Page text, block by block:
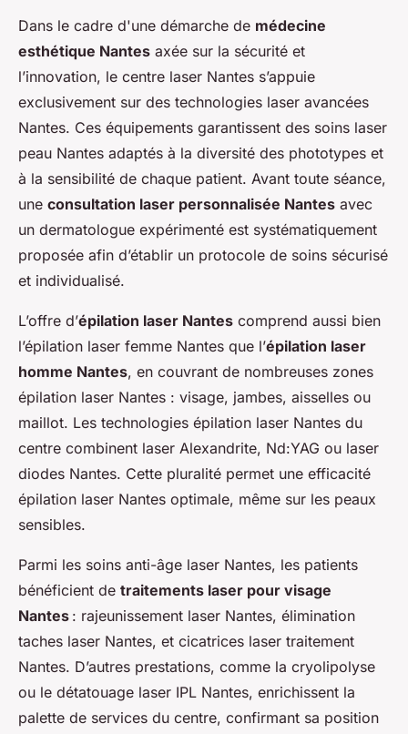
Dans le cadre d'une démarche de médecine
esthétique Nantes axée sur la sécurité et
l’innovation, le centre laser Nantes s’appuie
exclusivement sur des technologies laser avancées
Nantes. Ces équipements garantissent des soins laser
peau Nantes adaptés à la diversité des phototypes et
à la sensibilité de chaque patient. Avant toute séance,
une consultation laser personnalisée Nantes avec
un dermatologue expérimenté est systématiquement
proposée afin d’établir un protocole de soins sécurisé
et individualisé.
L’offre d’épilation laser Nantes comprend aussi bien
l’épilation laser femme Nantes que l’épilation laser
homme Nantes, en couvrant de nombreuses zones
épilation laser Nantes : visage, jambes, aisselles ou
maillot. Les technologies épilation laser Nantes du
centre combinent laser Alexandrite, Nd:YAG ou laser
diodes Nantes. Cette pluralité permet une efficacité
épilation laser Nantes optimale, même sur les peaux
sensibles.
Parmi les soins anti-âge laser Nantes, les patients
bénéficient de traitements laser pour visage
Nantes : rajeunissement laser Nantes, élimination
taches laser Nantes, et cicatrices laser traitement
Nantes. D’autres prestations, comme la cryolipolyse
ou le détatouage laser IPL Nantes, enrichissent la
palette de services du centre, confirmant sa position